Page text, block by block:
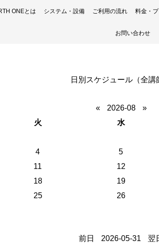
ONEとは システム・設備 ご利用の流れ 料金・
お問い合わせ
日別スケジュール（全講
« 2026-08
»
火 水
4 5
11 12
18 19
25 26
前日 2026-05-31 翌